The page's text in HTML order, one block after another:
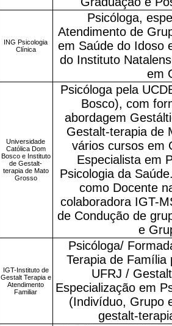
ING Psicologia
Clínica
Psicóloga,
Atendimento de
em Saúde do Idoso
do Instituto
em
Universidade
Católica Dom
Bosco e Instituto
de Gestalt-
terapia de Mato
Grosso
Psicóloga pela
Bosco), com
abordagem
Gestalt-terapia de
vários cursos em
Especialista em
Psicologia da
como Docente
colaboradora IGT-
de Condução de
e
IGT-Instituto de
Gestalt Terapia e
Atendimento
Familiar
Psicóloga/
Terapia de Família
UFRJ /
Especialização em
(Indivíduo, Grupo
gestalt-